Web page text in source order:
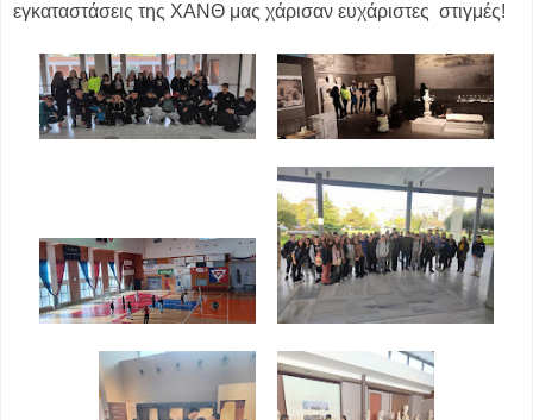
εγκαταστάσεις της ΧΑΝΘ μας χάρισαν ευχάριστες στιγμές!